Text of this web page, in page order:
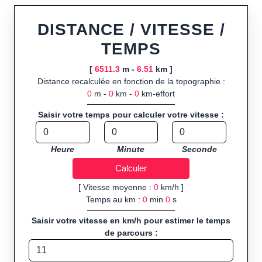
Fonctionnalités principales :tracé interactif point par point
ou import de fichier GPX, calcul instantané de la distance
(ajustée à la topographie), de la vitesse et du temps estimé,
profil d’élévation avec options de lissage, export en trace GPX,
route GPX, KML (plat ou relief) et TCX, ainsi que calculs
intégrés de calories dépensées, de VO₂max/VMA et d’IMC.
strong> sportifs de loisir et compétiteurs
préparant entraînements et parcours, organisateurs
d’événements partageant leurs itinéraires, et utilisateurs de
GPS souhaitant charger leurs trajets à l’avance.
Sports et activités disponibles :
Footing (jogging), course à
pied, cyclisme (vélo), VTT, randonnée, roller et équitation.
DISTANCE / VITESSE /
TEMPS
[ 6511.3 m - 6.51 km ]
Distance recalculée en fonction de la topographie :
0 m - 0 km - 0 km-effort
Saisir votre temps pour calculer votre vitesse :
Heure Minute Seconde
[ Vitesse moyenne : 0 km/h ]
Temps au km : 0min 0s
Saisir votre vitesse en km/h pour estimer le temps
de parcours :